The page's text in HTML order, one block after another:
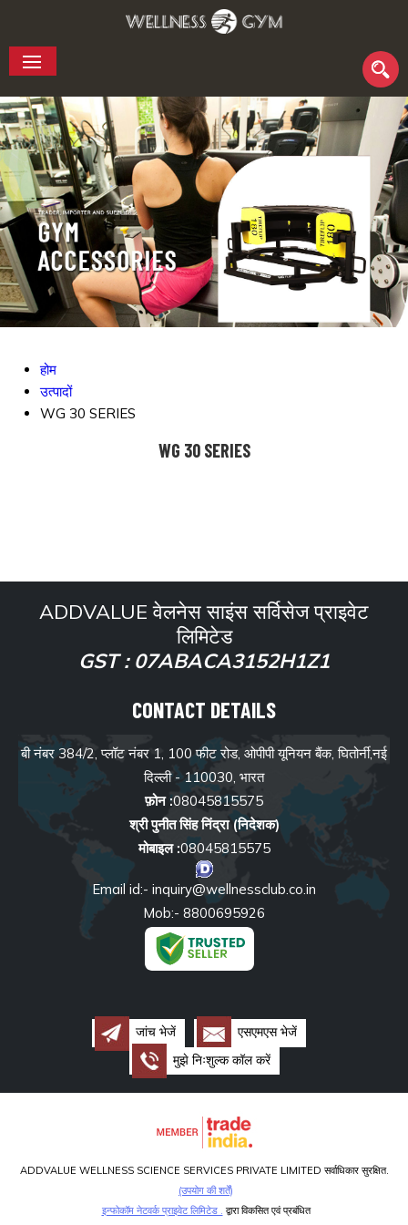
होम
उत्पादों
WG 30 SERIES
WG 30 SERIES
ADDVALUE वेलनेस साइंस सर्विसेज प्राइवेट
लिमिटेड
GST : 07ABACA3152H1Z1
CONTACT DETAILS
बी नंबर 384/2, प्लॉट नंबर 1, 100 फीट रोड, ओपीपी यूनियन बैंक, घितोर्नी,नई
दिल्ली - 110030, भारत
फ़ोन :08045815575
श्री पुनीत सिंह निंद्रा(निदेशक)
मोबाइल :08045815575
Email id:- inquiry@wellnessclub.co.in
Mob:- 8800695926
जांच भेजें
एसएमएस भेजें
मुझे निःशुल्क कॉल करें
ADDVALUE WELLNESS SCIENCE SERVICES PRIVATE LIMITED सर्वाधिकार सुरक्षित.
(उपयोग की शर्तें)
इन्फोकॉम नेटवर्क प्राइवेट लिमिटेड . द्वारा विकसित एवं प्रबंधित